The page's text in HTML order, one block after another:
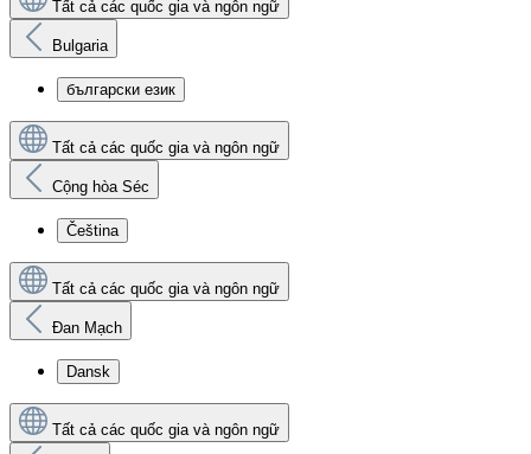
Tất cả các quốc gia và ngôn ngữ
Bulgaria
български език
Tất cả các quốc gia và ngôn ngữ
Cộng hòa Séc
Čeština
Tất cả các quốc gia và ngôn ngữ
Đan Mạch
Dansk
Tất cả các quốc gia và ngôn ngữ